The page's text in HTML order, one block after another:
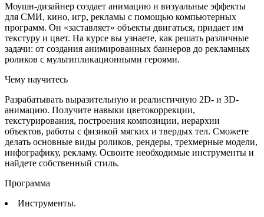
Моушн-дизайнер создает анимацию и визуальные эффекты
для СМИ, кино, игр, рекламы с помощью компьютерных
программ. Он «заставляет» объекты двигаться, придает им
текстуру и цвет. На курсе вы узнаете, как решать различные
задачи: от создания анимированных баннеров до рекламных
роликов с мультипликационными героями.
Чему научитесь
Разрабатывать выразительную и реалистичную 2D- и 3D-
анимацию. Получите навыки цветокоррекции,
текстурирования, построения композиции, иерархии
объектов, работы с физикой мягких и твердых тел. Сможете
делать основные виды роликов, рендеры, трехмерные модели,
инфографику, рекламу. Освоите необходимые инструменты и
найдете собственный стиль.
Программа
Инструменты.